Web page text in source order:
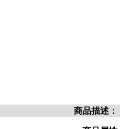
商品描述：